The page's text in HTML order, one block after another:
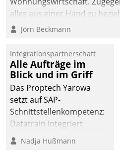
alles aus einer Hand zu
Jörn Beckmann
Integrationspartnerschaft
Alle Aufträge im
Blick und im Griff
Das Proptech Yarowa
setzt auf SAP-
Schnittstellenkompetenz:
Datatrain integriert
Yarowas Portal zur
Vergabe und Verwaltung
Nadja Hußmann